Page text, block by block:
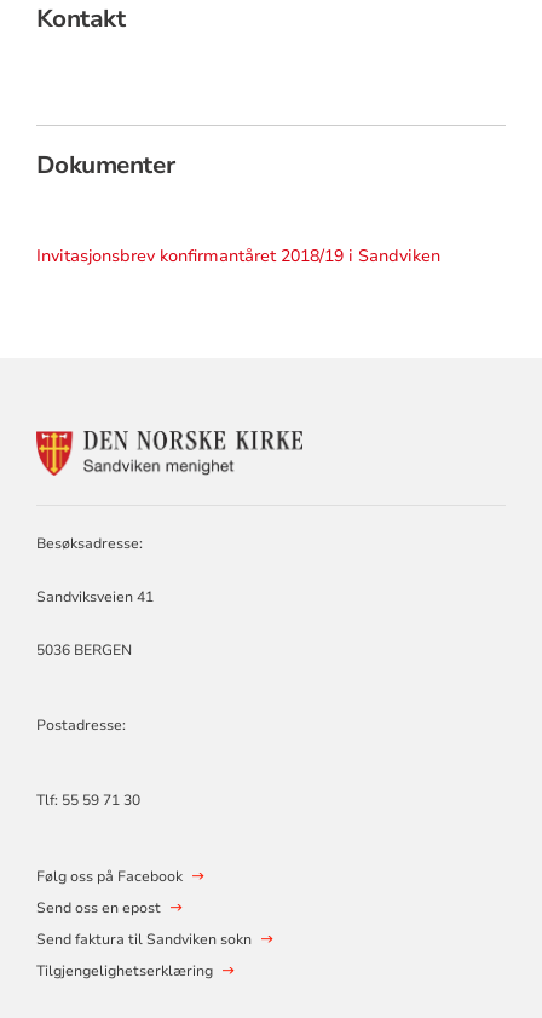
Kontakt
Dokumenter
Invitasjonsbrev konfirmantåret 2018/19 i Sandviken
KONTAKTINFORMASJON
Besøksadresse:
Sandviksveien 41
5036 BERGEN
Postadresse:
Tlf: 55 59 71 30
Følg oss på Facebook
Send oss en epost
Send faktura til Sandviken sokn
Tilgjengelighetserklæring